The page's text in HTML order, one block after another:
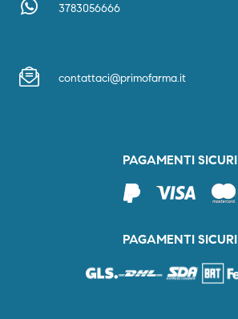
3783056666
contattaci@primofarma.it
PAGAMENTI SICURI
PAGAMENTI SICURI